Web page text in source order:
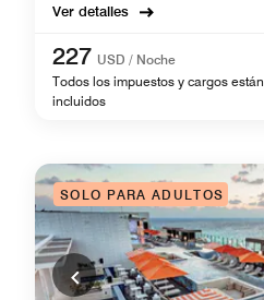
Ver detalles
227 USD / Noche
Todos los impuestos y cargos están
incluidos
SOLO PARA ADULTOS